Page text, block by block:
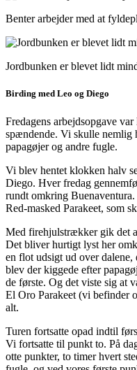
Benter arbejder med at
Jordbunken er blevet lidt
Birding med Leo og Diego
Fredagens arbejdsopgave
spændende. Vi skulle nemlig
papagøjer og andre fugle.
Vi blev hentet klokken halv
Diego. Hver fredag
rundt omkring
Red-masked Parakeet, som
Med firehjulstrækker gik det
Det bliver hurtigt lyst her
en flot udsigt ud over
blev der kiggede efter
de første. Og det viste sig at
El Oro Parakeet (vi befinder
alt.
Turen fortsatte opad indtil
Vi fortsatte til punkt to. På
otte punkter, to timer hvert